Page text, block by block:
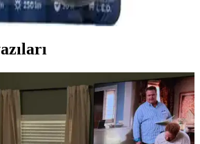
kullanım kolaylığı sağlar.